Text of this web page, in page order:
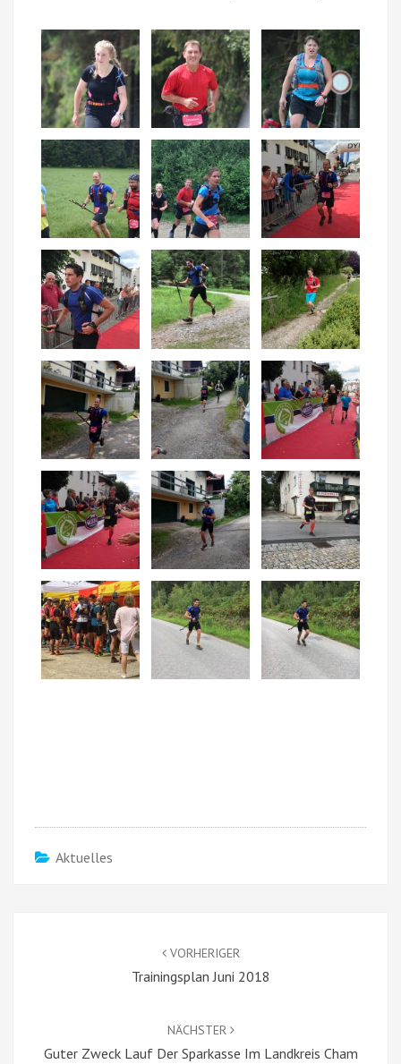
Aktuelles
VORHERIGER
Trainingsplan Juni 2018
NÄCHSTER
Guter Zweck Lauf Der Sparkasse Im Landkreis Cham